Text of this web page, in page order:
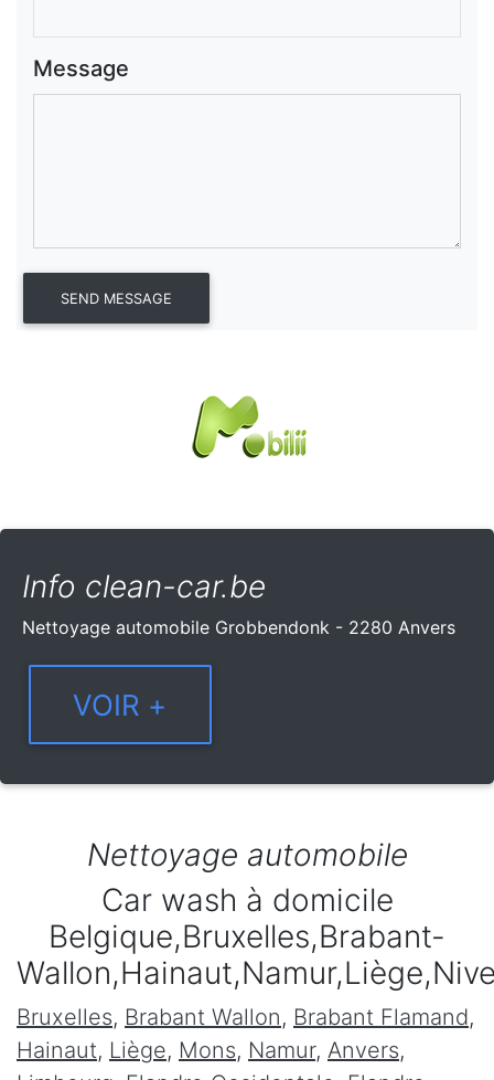
Message
Info clean-car.be
Nettoyage automobile Grobbendonk - 2280 Anvers
Nettoyage automobile
Car wash à domicile
Belgique,Bruxelles,Brabant-
Bruxelles, Brabant Wallon, Brabant Flamand,
Hainaut, Liège, Mons, Namur, Anvers,